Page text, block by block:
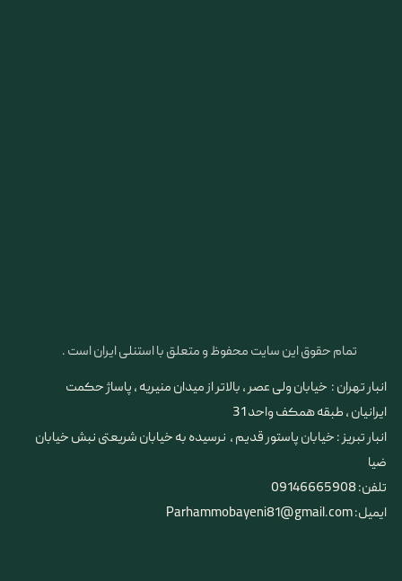
تمام حقوق این سایت محفوظ و متعلق با استنلی ایران است .
انبار تهران : خیابان ولی عصر ، بالاتر از میدان منیریه ، پاساژ حکمت
ایرانیان ، طبقه همکف واحد 31
​​​​​​​انبار تبریز : خیابان پاستور قدیم ، نرسیده به خیابان شریعتی نبش خیابان
ضیا
تلفن: 09146665908
ایمیل: Parhammobayeni81@gmail.com